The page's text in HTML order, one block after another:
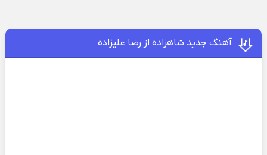
آهنگ جدید شاهزاده از رضا علیزاده